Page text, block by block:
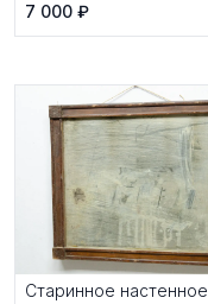
7 000 ₽
Старинное настенное